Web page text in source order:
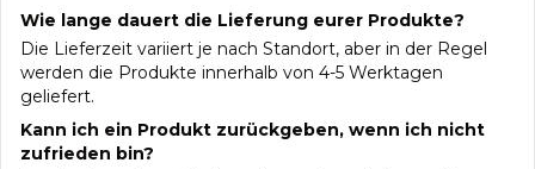
Wie lange dauert die Lieferung eurer Produkte?
Die Lieferzeit variiert je nach Standort, aber in der Regel
werden die Produkte innerhalb von 4-5 Werktagen
geliefert.
Kann ich ein Produkt zurückgeben, wenn ich nicht
zufrieden bin?